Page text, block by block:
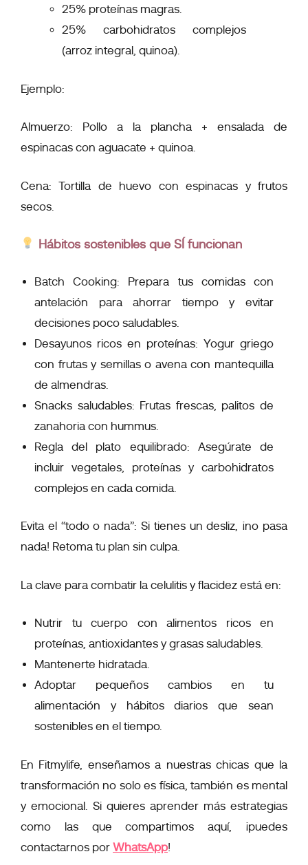
25% proteínas magras.
25% carbohidratos complejos
(arroz integral, quinoa).
Ejemplo:
Almuerzo: Pollo a la plancha + ensalada de
espinacas con aguacate + quinoa.
Cena: Tortilla de huevo con espinacas y frutos
secos.
Hábitos sostenibles que SÍ funcionan
Batch Cooking: Prepara tus comidas con
antelación para ahorrar tiempo y evitar
decisiones poco saludables.
Desayunos ricos en proteínas: Yogur griego
con frutas y semillas o avena con mantequilla
de almendras.
Snacks saludables: Frutas frescas, palitos de
zanahoria con hummus.
Regla del plato equilibrado: Asegúrate de
incluir vegetales, proteínas y carbohidratos
complejos en cada comida.
Evita el “todo o nada”: Si tienes un desliz, ¡no pasa
nada! Retoma tu plan sin culpa.
La clave para combatir la celulitis y flacidez está en:
Nutrir tu cuerpo con alimentos ricos en
proteínas, antioxidantes y grasas saludables.
Mantenerte hidratada.
Adoptar pequeños cambios en tu
alimentación y hábitos diarios que sean
sostenibles en el tiempo.
En Fitmylife, enseñamos a nuestras chicas que la
transformación no solo es física, también es mental
y emocional. Si quieres aprender más estrategias
como las que compartimos aquí, ¡puedes
contactarnos por WhatsApp!